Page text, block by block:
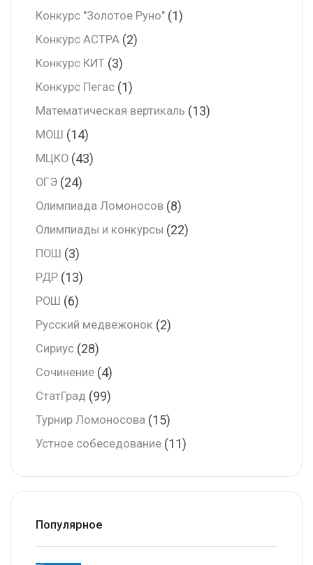
Конкурс "Золотое Руно" (1)
Конкурс АСТРА (2)
Конкурс КИТ (3)
Конкурс Пегас (1)
Математическая вертикаль (13)
МОШ (14)
МЦКО (43)
ОГЭ (24)
Олимпиада Ломоносов (8)
Олимпиады и конкурсы (22)
ПОШ (3)
РДР (13)
РОШ (6)
Русский медвежонок (2)
Сириус (28)
Сочинение (4)
СтатГрад (99)
Турнир Ломоносова (15)
Устное собеседование (11)
Популярное